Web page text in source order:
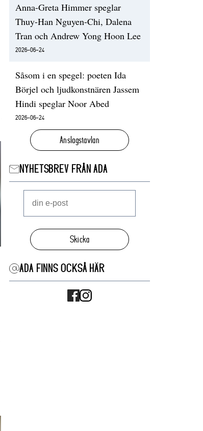
Anna-Greta Himmer speglar
Thuy-Han Nguyen-Chi, Dalena
Tran och Andrew Yong Hoon Lee
2026-06-24
Såsom i en spegel: poeten Ida
Börjel och ljudkonstnären Jassem
Hindi speglar Noor Abed
2026-06-24
Anslagstavlan
NYHETSBREV FRÅN ADA
Skicka
ADA FINNS OCKSÅ HÄR